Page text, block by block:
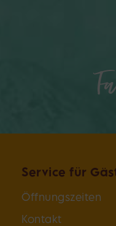
Service für
Öffnungszeiten
Kontakt